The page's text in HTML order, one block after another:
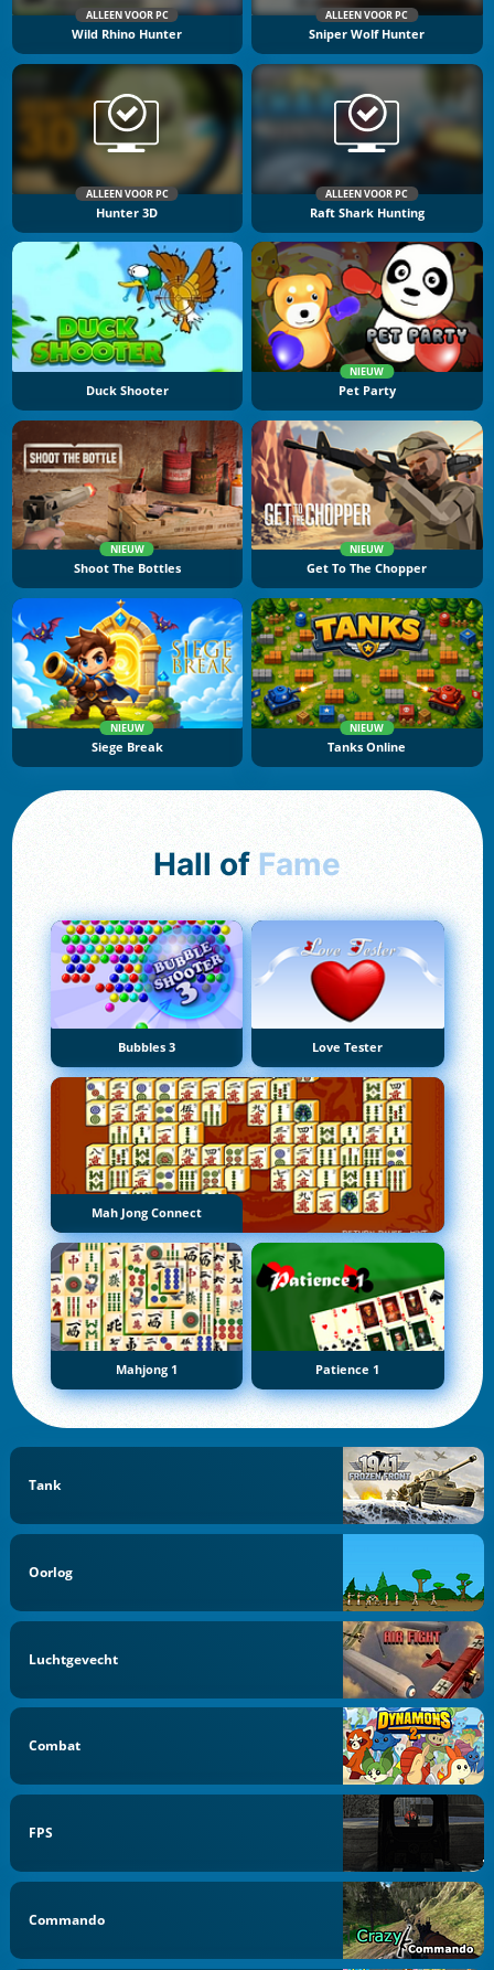
ALLEEN VOOR PC
Wild Rhino Hunter
ALLEEN VOOR PC
Sniper Wolf Hunter
ALLEEN VOOR PC
Hunter 3D
ALLEEN VOOR PC
Raft Shark Hunting
Duck Shooter
NIEUW
Pet Party
NIEUW
Shoot The Bottles
NIEUW
Get To The Chopper
NIEUW
Siege Break
NIEUW
Tanks Online
Hall of Fame
Bubbles 3 Love Tester
Mah Jong Connect
Mahjong 1 Patience 1
Tank
Oorlog
Luchtgevecht
Combat
FPS
Commando